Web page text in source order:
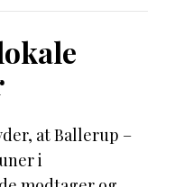
at Ballerup –
i